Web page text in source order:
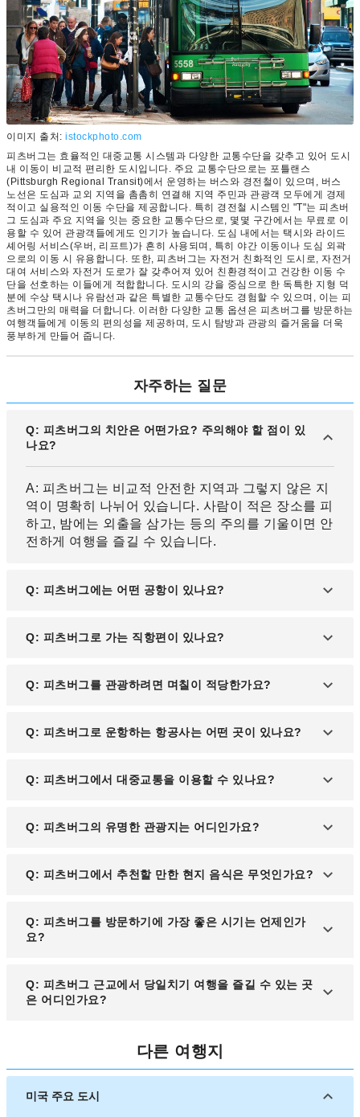
이미지 출처: istockphoto.com
피츠버그는 효율적인 대중교통 시스템과 다양한 교통수단을 갖추고 있어 도시
내 이동이 비교적 편리한 도시입니다. 주요 교통수단으로는 포틀랜스
(Pittsburgh Regional Transit)에서 운영하는 버스와 경전철이 있으며, 버스
노선은 도심과 교외 지역을 촘촘히 연결해 지역 주민과 관광객 모두에게 경제
적이고 실용적인 이동 수단을 제공합니다. 특히 경전철 시스템인 "T"는 피츠버
그 도심과 주요 지역을 잇는 중요한 교통수단으로, 몇몇 구간에서는 무료로 이
용할 수 있어 관광객들에게도 인기가 높습니다. 도심 내에서는 택시와 라이드
셰어링 서비스(우버, 리프트)가 흔히 사용되며, 특히 야간 이동이나 도심 외곽
으로의 이동 시 유용합니다. 또한, 피츠버그는 자전거 친화적인 도시로, 자전거
대여 서비스와 자전거 도로가 잘 갖추어져 있어 친환경적이고 건강한 이동 수
단을 선호하는 이들에게 적합합니다. 도시의 강을 중심으로 한 독특한 지형 덕
분에 수상 택시나 유람선과 같은 특별한 교통수단도 경험할 수 있으며, 이는 피
츠버그만의 매력을 더합니다. 이러한 다양한 교통 옵션은 피츠버그를 방문하는
여행객들에게 이동의 편의성을 제공하며, 도시 탐방과 관광의 즐거움을 더욱
풍부하게 만들어 줍니다.
자주하는 질문
Q: 피츠버그의 치안은 어떤가요? 주의해야 할 점이 있
나요?
A: 피츠버그는 비교적 안전한 지역과 그렇지 않은 지
역이 명확히 나뉘어 있습니다. 사람이 적은 장소를 피
하고, 밤에는 외출을 삼가는 등의 주의를 기울이면 안
전하게 여행을 즐길 수 있습니다.
Q: 피츠버그에는 어떤 공항이 있나요?
A: 가장 가까운 공항은 "피츠버그 국제공항"입니다.
Q: 피츠버그로 가는 직항편이 있나요?
A: 한국에서 피츠버그로 가는 직항편은 없습니다. 미
Q: 피츠버그를 관광하려면 며칠이 적당한가요?
A: 피츠버그 관광은 2박 3일 일정이 가장 적합하며
Q: 피츠버그로 운항하는 항공사는 어떤 곳이 있나요?
A: 아메리칸항공(American Airlines), 유나이티드항
(British Airways) 항공편도 이용할 수 있습니다.
Q: 피츠버그에서 대중교통을 이용할 수 있나요?
A: 피츠버그는 버스와 경전철(T) 등 대중교통 시스템
객들에게 경제적인 이동 수단입니다.
Q: 피츠버그의 유명한 관광지는 어디인가요?
A: 앤디 워홀 미술관, PNC 파크, 카네기 자연사 박물
Q: 피츠버그에서 추천할 만한 현지 음식은 무엇인가요?
A: 피츠버그에서는 프리만티 브라더스(Primanti
Brothers)의 샌드위치와 같은 독특한 현지 음식을 맛
Q: 피츠버그를 방문하기에 가장 좋은 시기는 언제인가
요?
A: 피츠버그 방문은 날씨가 따뜻하고 축제가 많은 봄
(4~5월)과 가을(9~10월)이 가장 적합합니다. 여름에
Q: 피츠버그 근교에서 당일치기 여행을 즐길 수 있는 곳
은 어디인가요?
A: 피츠버그 근교에는 프랭크 로이드 라이트의 건축
물인 폴링워터(Fallingwater)와 같은 명소가 있으며,
자연과 건축이 조화를 이룬 독특한 경험을 제공합니
다.
다른 여행지
미국 주요 도시